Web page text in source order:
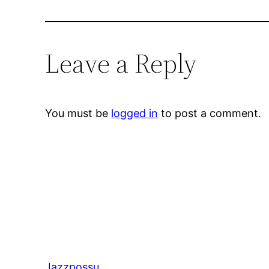
Leave a Reply
You must be logged in to post a comment.